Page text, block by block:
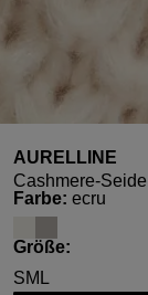
AURELLINE
Cashmere-
Farbeauswählen
: ecru
Größe:
SM L